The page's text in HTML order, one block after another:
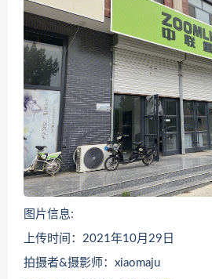
图片信息:
上传时间：2021年10月29日
拍摄者&摄影师：xiaomaju